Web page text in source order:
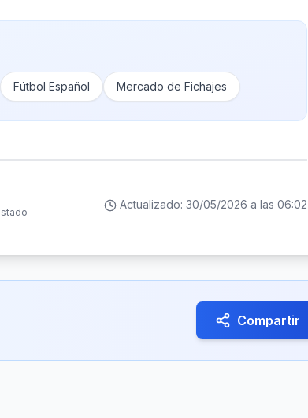
Fútbol Español Mercado de Fichajes
Actualizado: 30/05/2026 a las 06:02
Compartir